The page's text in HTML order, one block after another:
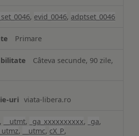
, evid_0046, adptset_0046
Primare
Câteva secunde, 90 zile,
viata-libera.ro
, __utmt, _ga_xxxxxxxxxx, _ga,
__utmz, __utmc, cX_P,